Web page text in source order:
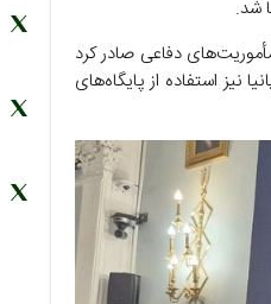
شد.
مأموریت‌های دفاعی صادر کرد
نیز استفاده از پایگاه‌های